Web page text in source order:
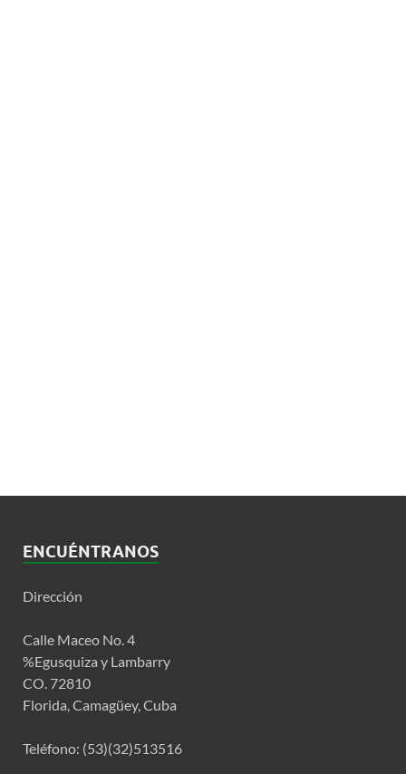
ENCUÉNTRANOS
Dirección
Calle Maceo No. 4
%Egusquiza y Lambarry
CO. 72810
Florida, Camagüey, Cuba
Teléfono: (53)(32)513516